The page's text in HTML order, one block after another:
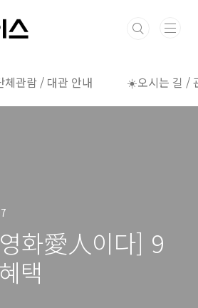
관람 / 대관 안내 ☀️오시는 길 /
화愛人이다] 9
택